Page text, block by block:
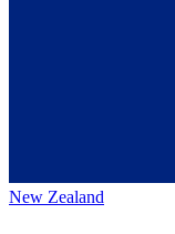
New Zealand